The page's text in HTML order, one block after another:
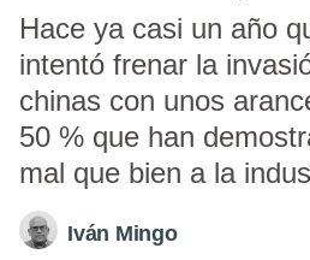
Hace ya casi un año
intentó frenar la
chinas con unos
50 % que han
mal que bien a la
Iván Mingo